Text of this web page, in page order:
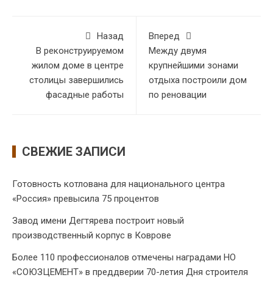
Назад
В реконструируемом
жилом доме в центре
столицы завершились
фасадные работы
Вперед
Между двумя
крупнейшими зонами
отдыха построили дом
по реновации
СВЕЖИЕ ЗАПИСИ
Готовность котлована для национального центра
«Россия» превысила 75 процентов
Завод имени Дегтярева построит новый
производственный корпус в Коврове
Более 110 профессионалов отмечены наградами НО
«СОЮЗЦЕМЕНТ» в преддверии 70-летия Дня строителя